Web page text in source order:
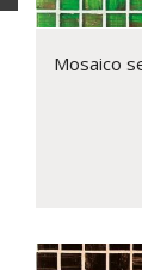
Mosaico